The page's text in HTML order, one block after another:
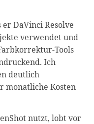
DaVinci Resolve
verwendet und
Tools
Ich
deutlich
monatliche Kosten
nutzt, lobt vor